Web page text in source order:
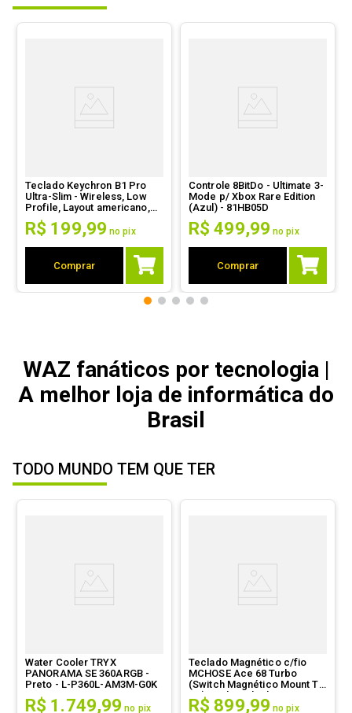
Teclado Keychron B1 Pro
Ultra-Slim - Wireless, Low
Profile, Layout americano,
Preto - B1P-K1
R$ 199,99 no pix
Comprar
Controle 8BitDo - Ultimate 3-
Mode p/ Xbox Rare Edition
(Azul) - 81HB05D
R$ 499,99 no pix
Comprar
WAZ fanáticos por tecnologia |
A melhor loja de informática do
Brasil
TODO MUNDO TEM QUE TER
Water Cooler TRYX
PANORAMA SE 360ARGB -
Preto - L-P360L-AM3M-G0K
R$ 1 .749,99 no pix
Teclado Magnético c/fio
MCHOSE Ace 68 Turbo
(Switch Magnético Mount Tai
GT) - Cyber Black - MC-
Ace68Turbo-5
R$ 899,99 no pix